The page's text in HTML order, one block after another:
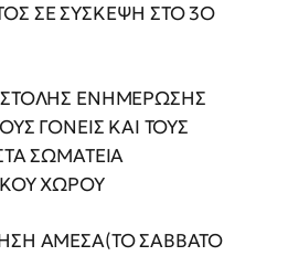
ΣΕ ΣΥΣΚΕΨΗ ΣΤΟ 3Ο
ΕΝΗΜΕΡΩΣΗΣ
ΓΟΝΕΙΣ ΚΑΙ ΤΟΥΣ
ΣΩΜΑΤΕΙΑ
ΧΩΡΟΥ
ΑΜΕΣΑ(ΤΟ ΣΑΒΒΑΤΟ